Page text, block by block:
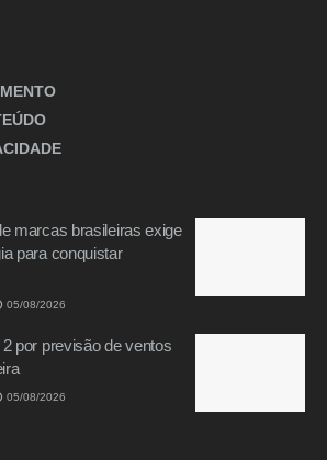
marcas brasileiras exige
para conquistar
05/08/2026
por previsão de ventos
05/08/2026